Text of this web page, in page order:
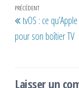
Navigation
de
l’article
Article
précédent
PRÉCÉDENT
tvOS : ce
pour son boîtier TV
Laisser un